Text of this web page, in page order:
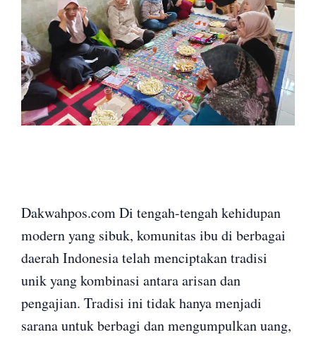
Dakwahpos.com Di tengah-tengah kehidupan
modern yang sibuk, komunitas ibu di berbagai
daerah Indonesia telah menciptakan tradisi
unik yang kombinasi antara arisan dan
pengajian. Tradisi ini tidak hanya menjadi
sarana untuk berbagi dan mengumpulkan uang,